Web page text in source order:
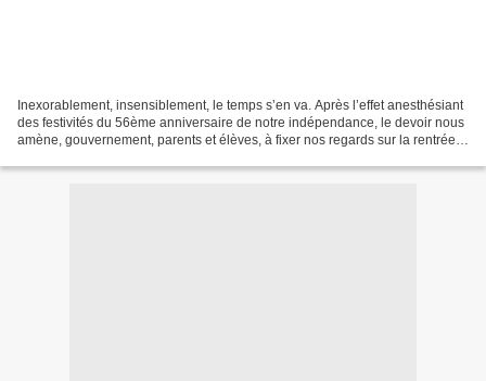
Inexorablement, insensiblement, le temps s’en va. Après l’effet anesthésiant
des festivités du 56ème anniversaire de notre indépendance, le devoir nous
amène, gouvernement, parents et élèves, à fixer nos regards sur la rentrée